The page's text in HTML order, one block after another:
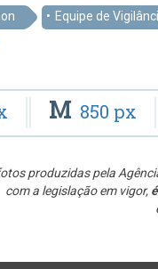
Equipe de
M 850 px
produzidas pela
com a legislação em vigor,